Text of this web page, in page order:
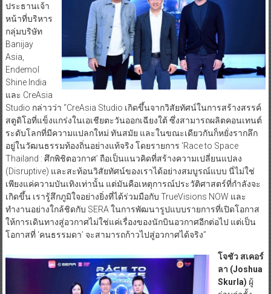
ประธานเจ้า
หน้าที่บริหาร
กลุ่มบริษัท
Banijay
Asia,
Endemol
Shine India
และ CreAsia
Studio กล่าวว่า “CreAsia Studio เกิดขึ้นจากวิสัยทัศน์ในการสร้างสรรค์
สตูดิโอที่แข็งแกร่งในเอเชียตะวันออกเฉียงใต้ ซึ่งสามารถผลิตคอนเทนต์
ระดับโลกที่มีความแปลกใหม่ ทันสมัย และในขณะเดียวกันก็หยั่งรากลึก
อยู่ในวัฒนธรรมท้องถิ่นอย่างแท้จริง โดยรายการ ‘Race to Space
Thailand : ศึกพิชิตอวกาศ’ ถือเป็นแนวคิดที่สร้างความเปลี่ยนแปลง
(Disruptive) และสะท้อนวิสัยทัศน์ของเราได้อย่างสมบูรณ์แบบ นี่ไม่ใช่
เพียงแค่ความบันเทิงเท่านั้น แต่มันคือเหตุการณ์ประวัติศาสตร์ที่กำลังจะ
เกิดขึ้น เรารู้สึกภูมิใจอย่างยิ่งที่ได้ร่วมมือกับ TrueVisions NOW และ
ทำงานอย่างใกล้ชิดกับ SERA ในการพัฒนารูปแบบรายการที่เปิดโอกาส
ให้การเดินทางสู่อวกาศไม่ใช่แค่เรื่องของนักบินอวกาศอีกต่อไป แต่เป็น
โอกาสที่ ‘คนธรรมดา’ จะสามารถก้าวไปสู่อวกาศได้จริง”
โจชัว สเคอร์
ลา (Joshua
Skurla) ผู้